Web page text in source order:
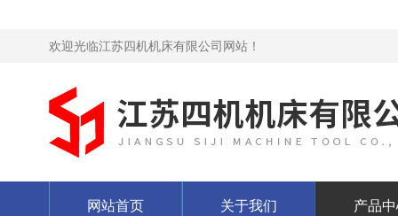
欢迎光临江苏四机机床有限公司网站！
网站首页 关于我们 产品